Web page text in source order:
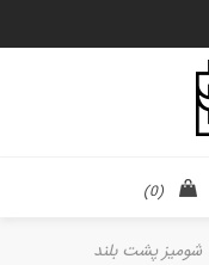
(0)
شومیز پشت بلند